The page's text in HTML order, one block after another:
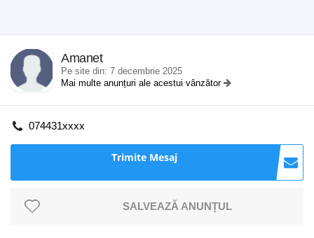
Amanet
Pe site din: 7 decembrie 2025
Mai multe anunțuri ale acestui vânzător
074431xxxx
Trimite Mesaj
SALVEAZĂ ANUNȚUL